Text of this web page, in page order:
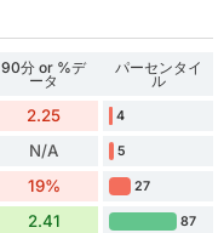
90分 or %デ
ータ
パーセンタイ
ル
2.25 4
N/A 5
19% 27
2.41 87